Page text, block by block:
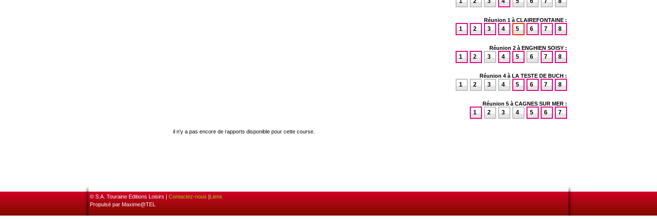
Réunion 1 à CLAIREFONTAINE :
8
7
6
5
4
3
2
1
Réunion 2 à ENGHIEN SOISY :
8
7
6
5
4
3
2
1
Réunion 4 à LA TESTE DE BUCH :
8
7
6
5
4
3
2
1
Réunion 5 à CAGNES SUR MER :
7
6
5
4
3
2
1
il n'y a pas encore de rapports disponible pour cette course.
© S.A. Touraine Editions Loisirs | Contactez-nous |Liens
Propulsé par Maxime@TEL